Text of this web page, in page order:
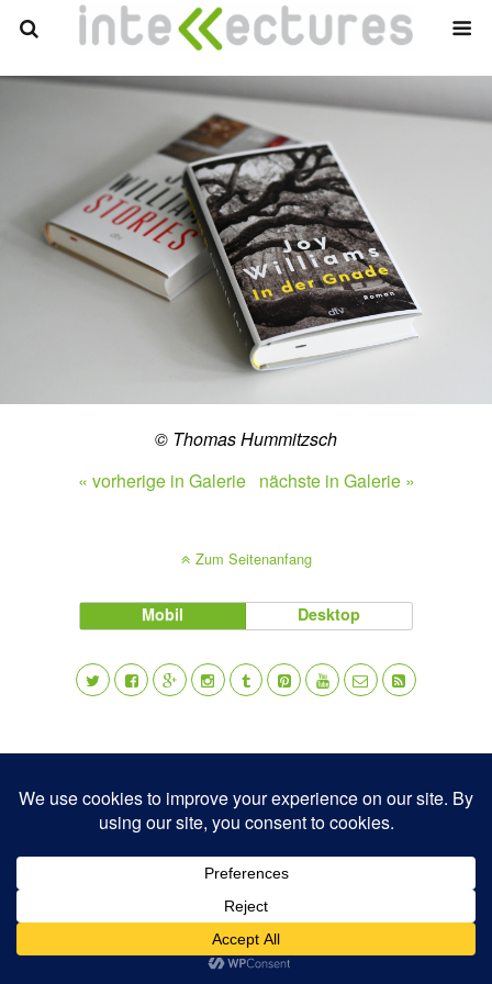
© Thomas Hummitzsch
« vorherige in Galerie nächste in Galerie »
Zum Seitenanfang
Mobil Desktop